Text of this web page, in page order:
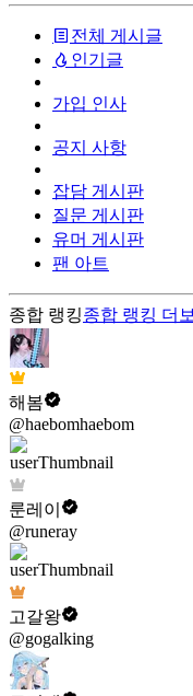
전체 게시글
인기글
가입 인사
공지 사항
잡담 게시판
질문 게시판
유머 게시판
팬 아트
종합 랭킹종합 랭킹 더
해봄
@haebomhaebom
룬레이
@runeray
고갈왕
@gogalking